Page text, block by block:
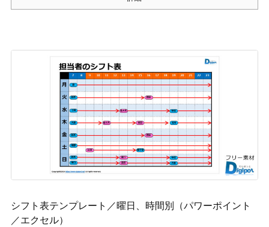
シフト表テンプレート／曜日、時間別（パワーポイント
／エクセル）